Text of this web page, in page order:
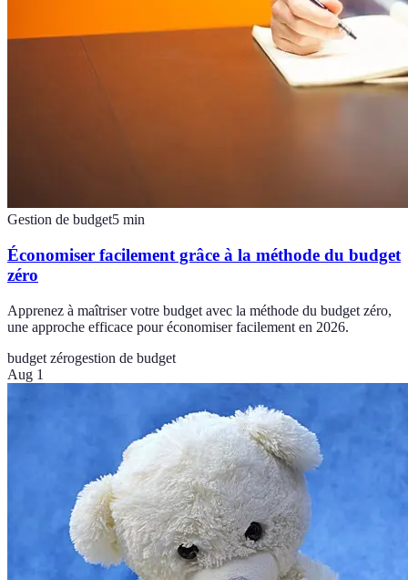
Gestion de budget5 min
Économiser facilement grâce à la méthode du budget
zéro
Apprenez à maîtriser votre budget avec la méthode du budget zéro,
une approche efficace pour économiser facilement en 2026.
budget zérogestion de budget
Aug 1